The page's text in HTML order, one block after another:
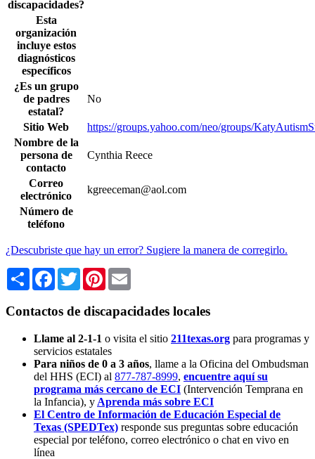
discapacidades?
Esta
organización
incluye estos
diagnósticos
específicos
¿Es un grupo
de padres
estatal?
No
Sitio Web
https://groups.yahoo.com/neo/groups/
Nombre de la
persona de
contacto
Cynthia Reece
Correo
electrónico
kgreeceman@aol.com
Número de
teléfono
¿Descubriste que hay un error? Sugiere la manera de corregirlo.
Share Facebook
TwitterPinterest
Contactos de discapacidades locales
Llame al 2-1-1 o visita el sitio 211texas.org para programas y
servicios estatales
Para niños de 0 a 3 años, llame a la Oficina del Ombudsman
del HHS (ECI) al 877-787-8999, encuentre aquí su
programa más cercano de ECI (Intervención Temprana en
la Infancia), y Aprenda más sobre ECI
El Centro de Información de Educación Especial de
Texas (SPEDTex) responde sus preguntas sobre educación
especial por teléfono, correo electrónico o chat en vivo en
línea